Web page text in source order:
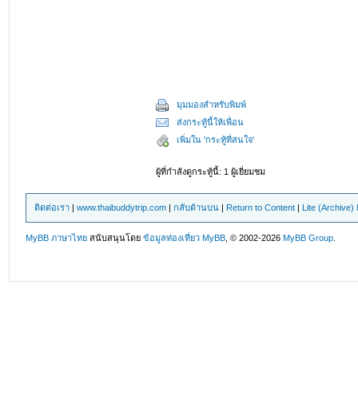
มุมมองสำหรับพิมพ์
ส่งกระทู้นี้ให้เพื่อน
เพิ่มใน 'กระทู้ที่สนใจ'
ผู้ที่กำลังดูกระทู้นี้: 1 ผู้เยี่ยมชม
ติดต่อเรา |www.thaibuddytrip.com |กลับด้านบน | Return to Content | Lite (Archive)
MyBB ภาษาไทย สนับสนุนโดยข้อมูลท่องเที่ยว MyBB , © 2002-2026MyBB Group